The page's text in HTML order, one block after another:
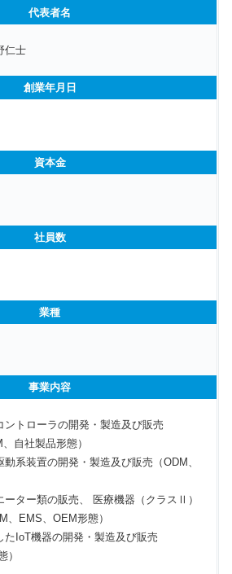
代表者名
仁士
創業年月日
資本金
社員数
業種
事業内容
ントローラの開発・製造及び販売
自社製品形態）
系装置の開発・製造及び販売（ODM、
ーター類の販売、 医療機器（クラスⅡ）
、EMS、OEM形態）
たIoT機器の開発・製造及び販売
）